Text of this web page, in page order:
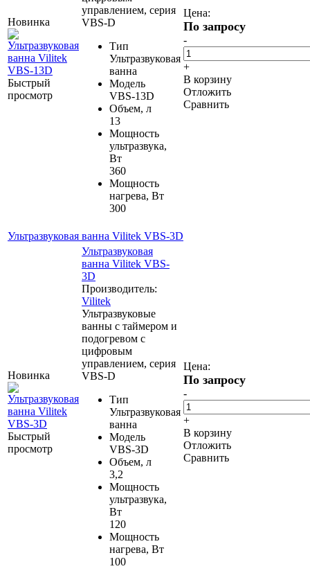
Новинка
Быстрый
просмотр
управлением, серия
VBS-D
Тип
Ультразвуковая
ванна
Модель
VBS-13D
Объем, л
13
Мощность
ультразвука,
Вт
360
Мощность
нагрева, Вт
300
Цена:
По запросу
-
+
В корзину
Отложить
Сравнить
Ультразвуковая ванна Vilitek VBS-3D
Новинка
Быстрый
просмотр
Ультразвуковая
ванна Vilitek VBS-
3D
Производитель:
Vilitek
Ультразвуковые
ванны с таймером и
подогревом с
цифровым
управлением, серия
VBS-D
Тип
Ультразвуковая
ванна
Модель
VBS-3D
Объем, л
3,2
Мощность
ультразвука,
Вт
120
Мощность
нагрева, Вт
100
Цена:
По запросу
-
+
В корзину
Отложить
Сравнить